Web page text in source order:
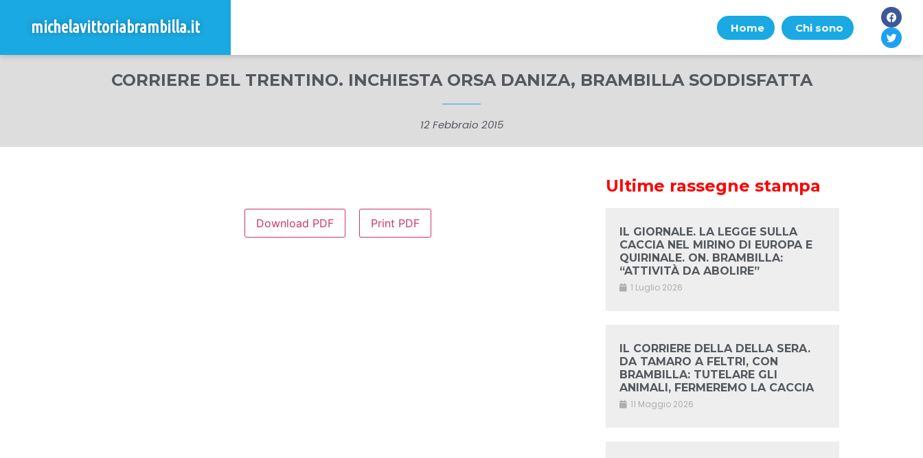
michelavittoriabrambilla.it Home Chi sono
CORRIERE DEL TRENTINO. INCHIESTA ORSA DANIZA, BRAMBILLA SODDISFATTA
12 Febbraio 2015
Download PDF Print PDF
Ultime rassegne stampa
IL GIORNALE. LA LEGGE SULLA
CACCIA NEL MIRINO DI EUROPA E
QUIRINALE. ON. BRAMBILLA:
“ATTIVITÀ DA ABOLIRE”
1 Luglio 2026
IL CORRIERE DELLA DELLA SERA.
DA TAMARO A FELTRI, CON
BRAMBILLA: TUTELARE GLI
ANIMALI, FERMEREMO LA CACCIA
11 Maggio 2026